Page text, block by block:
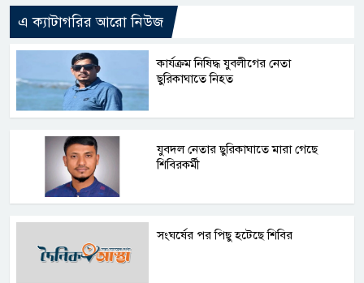
এ ক্যাটাগরির আরো নিউজ
কার্যক্রম নিষিদ্ধ যুবলীগের নেতা
ছুরিকাঘাতে নিহত
যুবদল নেতার ছুরিকাঘাতে মারা গেছে
শিবিরকর্মী
সংঘর্ষের পর পিছু হটেছে শিবির